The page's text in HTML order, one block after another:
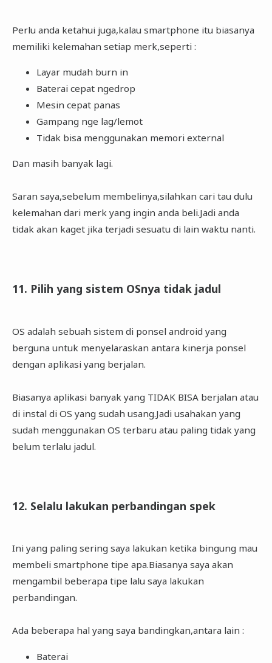
Perlu anda ketahui juga,kalau smartphone itu biasanya
memiliki kelemahan setiap merk,seperti :
Layar mudah burn in
Baterai cepat ngedrop
Mesin cepat panas
Gampang nge lag/lemot
Tidak bisa menggunakan memori external
Dan masih banyak lagi.
Saran saya,sebelum membelinya,silahkan cari tau dulu
kelemahan dari merk yang ingin anda beli.Jadi anda
tidak akan kaget jika terjadi sesuatu di lain waktu nanti.
11. Pilih yang sistem OSnya tidak jadul
OS adalah sebuah sistem di ponsel android yang
berguna untuk menyelaraskan antara kinerja ponsel
dengan aplikasi yang berjalan.
Biasanya aplikasi banyak yang TIDAK BISA berjalan atau
di instal di OS yang sudah usang.Jadi usahakan yang
sudah menggunakan OS terbaru atau paling tidak yang
belum terlalu jadul.
12. Selalu lakukan perbandingan spek
Ini yang paling sering saya lakukan ketika bingung mau
membeli smartphone tipe apa.Biasanya saya akan
mengambil beberapa tipe lalu saya lakukan
perbandingan.
Ada beberapa hal yang saya bandingkan,antara lain :
Baterai